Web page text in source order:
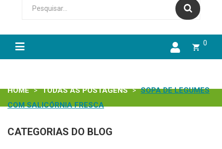
0
HOME TODAS AS POSTAGENS
SOPA DE LEGUMES
COM SALICÓRNIA FRESCA
CATEGORIAS DO BLOG